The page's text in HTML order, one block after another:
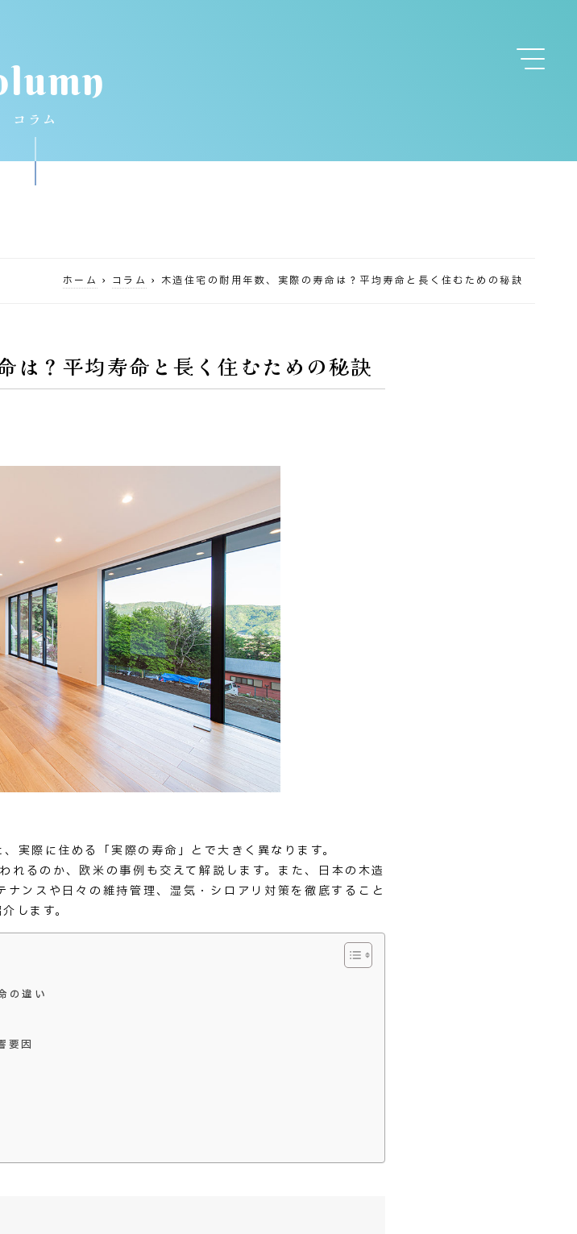
コラム
ホーム › コラム › 木造住宅の耐用年数、実際の寿命は？平均寿命と長く住むための秘訣
は？平均寿命と長く住むための秘訣
実際に住める「実際の寿命」とで大きく異なります。
るのか、欧米の事例も交えて解説します。また、日本の木造
ンスや日々の維持管理、湿気・シロアリ対策を徹底すること
します。
の違い
要因